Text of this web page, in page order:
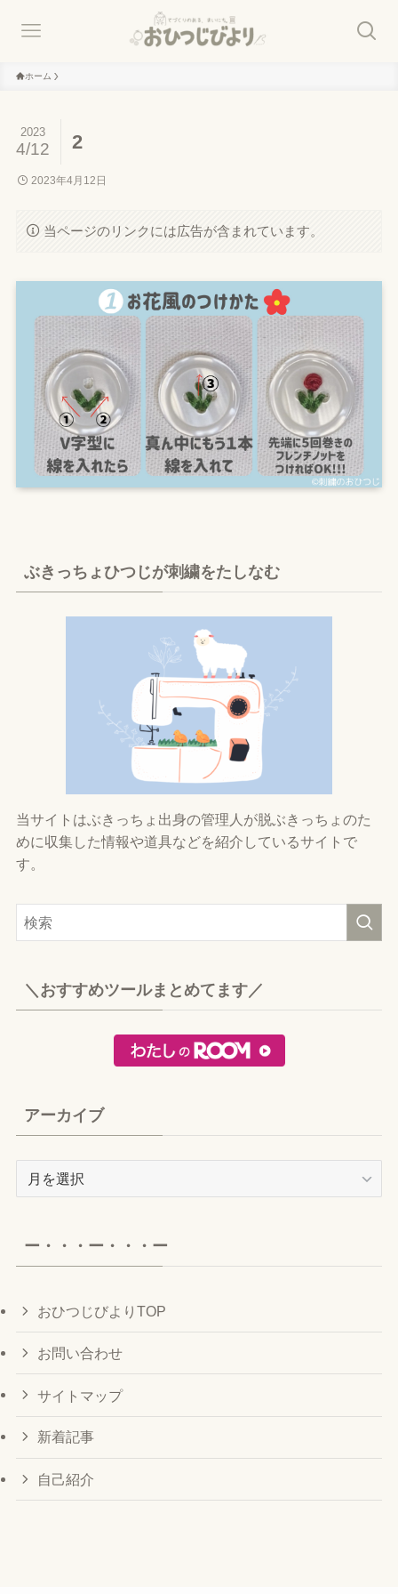
ホーム
2
2023
4/12
2023年4月12日
当ページのリンクには広告が含まれています。
ぶきっちょひつじが刺繍をたしなむ
当サイトはぶきっちょ出身の管理人が脱ぶきっちょのた
めに収集した情報や道具などを紹介しているサイトで
す。
＼おすすめツールまとめてます／
アーカイブ
ー・・・ー・・・ー
おひつじびよりTOP
お問い合わせ
サイトマップ
新着記事
自己紹介